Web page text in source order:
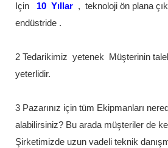
Için
10 Yıllar , teknoloji ön plana
endüstride .
2 Tedarikimiz yetenek
Müşterinin
yeterlidir.
3 Pazarınız için tüm Ekipmanları
alabilirsiniz? Bu arada müşteriler de
Şirketimizde uzun vadeli teknik